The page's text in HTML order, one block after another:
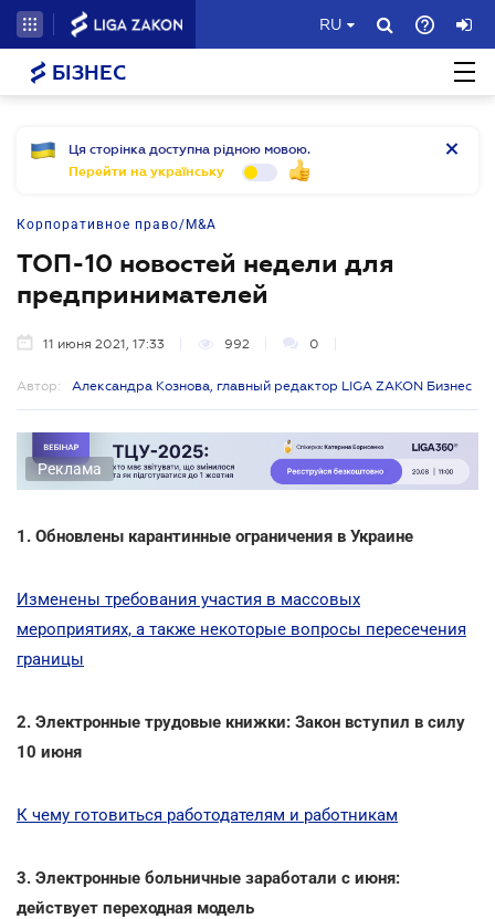
RU
БІЗНЕС
Ця сторінка доступна рідною мовою.
Перейти на українську
Корпоративное право/M&A
ТОП-10 новостей недели для
предпринимателей
11 июня 2021, 17:33 992 0
Автор: Александра Кознова, главный редактор LIGA ZAKON Бизнес
Реклама
1. Обновлены карантинные ограничения в Украине
Изменены требования участия в массовых
мероприятиях, а также некоторые вопросы пересечения
границы
2. Электронные трудовые книжки: Закон вступил в силу
10 июня
К чему готовиться работодателям и работникам
3. Электронные больничные заработали с июня:
действует переходная модель